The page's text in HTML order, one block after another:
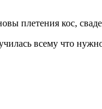
плетения кос,
всему что